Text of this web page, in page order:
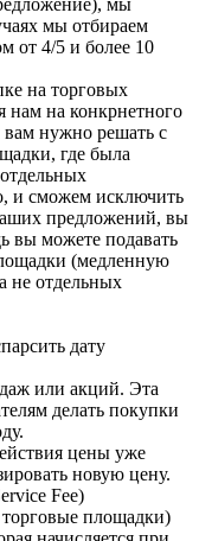
мы отбираем
от 4/5 и более 10
на торговых
нам на конкрнетного
нужно решать с
где была
и сможем исключить
предложений, вы
вы можете подавать
(медленную
не отдельных
дату
или акций. Эта
делать покупки
цены уже
новую цену.
Fee)
площадки)